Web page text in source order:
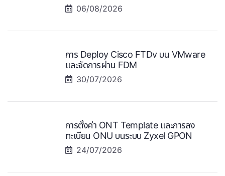
06/08/2026
การ Deploy Cisco FTDv บน VMware
และจัดการผ่าน FDM
30/07/2026
การตั้งค่า ONT Template และการลง
ทะเบียน ONU บนระบบ Zyxel GPON
24/07/2026